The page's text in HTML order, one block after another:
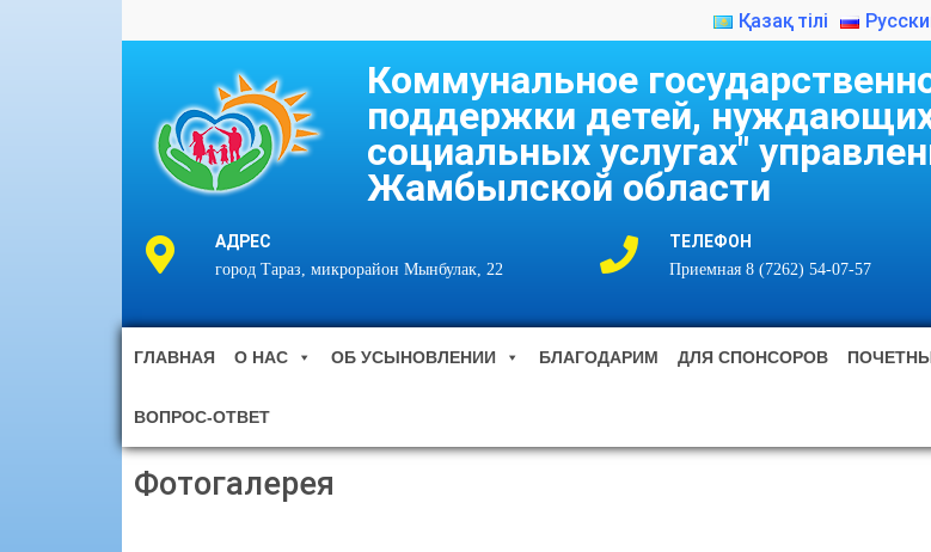
Қазақ тілі
Коммунальное
поддержки детей,
социальных услугах"
Жамбылской области
АДРЕС
город Тараз, микрорайон Мынбулак, 22
ТЕЛЕФОН
Приемная 8 (7262) 54-07-57
ГЛАВНАЯ О НАС ОБ УСЫНОВЛЕНИИ БЛАГОДАРИМ ДЛЯ СПОНСОРОВ
ВОПРОС-ОТВЕТ
Фотогалерея